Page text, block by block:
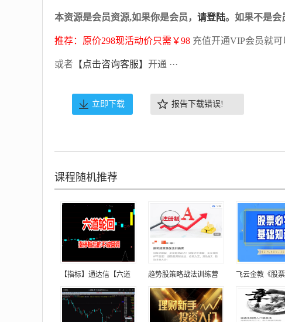
本资源是会员资源,如果你是会员， 请登陆。如果不是会
推荐：原价298现活动价只需￥98 充值开通VIP会员就可
或者 【点击咨询客服】 开通 ···
立即下载 报告下载错误!
课程随机推荐
【指标】通达信【六道 趋势股策略战法训练营 飞云金教《股